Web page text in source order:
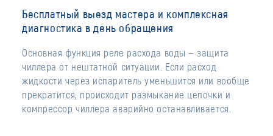
Бесплатный выезд мастера и комплексная
диагностика в день обращения
Основная функция реле расхода воды — защита
чиллера от нештатной ситуации. Если расход
жидкости через испаритель уменьшится или вообще
прекратится, происходит размыкание цепочки и
компрессор чиллера аварийно останавливается.